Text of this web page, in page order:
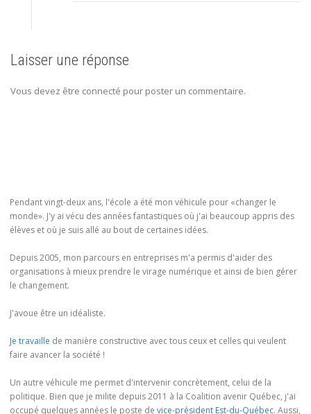
Laisser une réponse
Vous devez être connecté pour poster un commentaire.
Pendant vingt-deux ans, l'école a été mon véhicule pour «changer le
monde». J'y ai vécu des années fantastiques où j'ai beaucoup appris des
élèves et où je suis allé au bout de certaines idées.
Depuis 2005, mon parcours en entreprises m'a permis d'aider des
organisations à mieux prendre le virage numérique et ainsi de bien gérer
le changement.
J'avoue être un idéaliste.
Je travaille de manière constructive avec tous ceux et celles qui veulent
faire avancer la société !
Un autre véhicule me permet d'intervenir concrètement, celui de la
politique. Bien que je milite depuis 2011 à la Coalition avenir Québec, j'ai
occupé quelques années le poste de vice-président Est-du-Québec. Aussi,